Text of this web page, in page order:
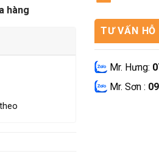
hàng
TƯ VẤN HỖ
Mr. Hưng:
Mr. Sơn :